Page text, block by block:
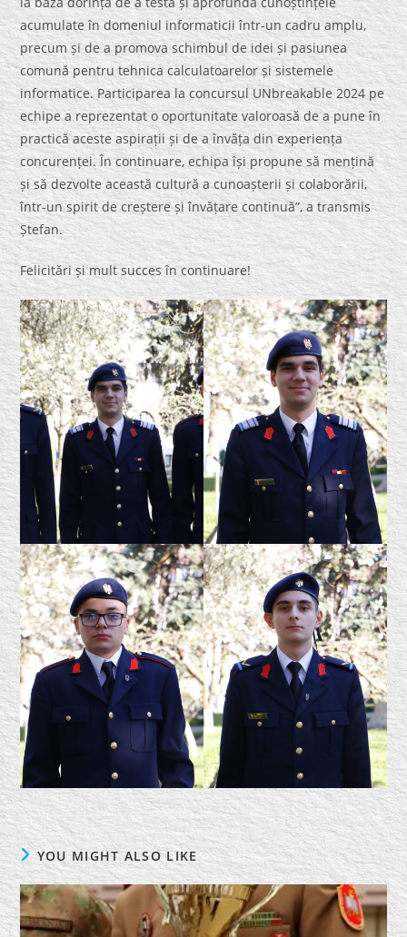
acumulate în domeniul informaticii într-un cadru amplu,
precum și de a promova schimbul de idei și pasiunea
comună pentru tehnica calculatoarelor și sistemele
informatice. Participarea la concursul UNbreakable 2024 pe
echipe a reprezentat o oportunitate valoroasă de a pune în
practică aceste aspirații și de a învăța din experiența
concurenței. În continuare, echipa își propune să mențină
și să dezvolte această cultură a cunoașterii și colaborării,
într-un spirit de creștere și învățare continuă”, a transmis
Ștefan.
Felicitări și mult succes în continuare!
YOU MIGHT ALSO LIKE